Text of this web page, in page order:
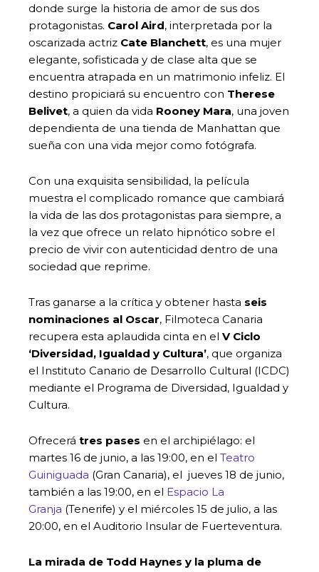
donde surge la historia de amor de sus dos
protagonistas. Carol Aird, interpretada por la
oscarizada actriz Cate Blanchett, es una mujer
elegante, sofisticada y de clase alta que se
encuentra atrapada en un matrimonio infeliz. El
destino propiciará su encuentro con Therese
Belivet, a quien da vida Rooney Mara, una joven
dependienta de una tienda de Manhattan que
sueña con una vida mejor como fotógrafa.
Con una exquisita sensibilidad, la película
muestra el complicado romance que cambiará
la vida de las dos protagonistas para siempre, a
la vez que ofrece un relato hipnótico sobre el
precio de vivir con autenticidad dentro de una
sociedad que reprime.
Tras ganarse a la crítica y obtener hasta seis
nominaciones al Oscar, Filmoteca Canaria
recupera esta aplaudida cinta en el V Ciclo
‘Diversidad, Igualdad y Cultura’, que organiza
el Instituto Canario de Desarrollo Cultural (ICDC)
mediante el Programa de Diversidad, Igualdad y
Cultura.
Ofrecerá tres pases en el archipiélago: el
martes 16 de junio, a las 19:00, en el Teatro
Guiniguada (Gran Canaria), el jueves 18 de junio,
también a las 19:00, en el Espacio La
Granja (Tenerife) y el miércoles 15 de julio, a las
20:00, en el Auditorio Insular de Fuerteventura.
La mirada de Todd Haynes y la pluma de